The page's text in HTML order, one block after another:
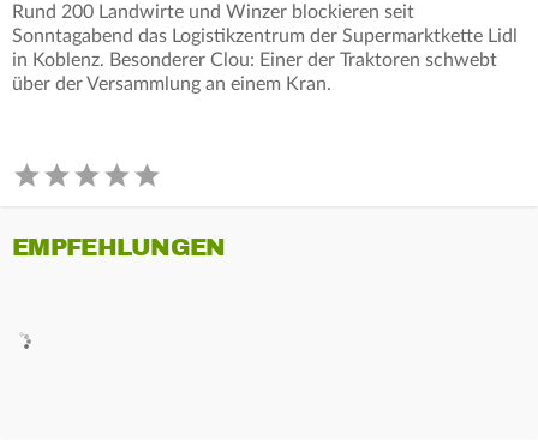
Rund 200 Landwirte und Winzer blockieren seit
Sonntagabend das Logistikzentrum der Supermarktkette Lidl
in Koblenz. Besonderer Clou: Einer der Traktoren schwebt
über der Versammlung an einem Kran.
EMPFEHLUNGEN